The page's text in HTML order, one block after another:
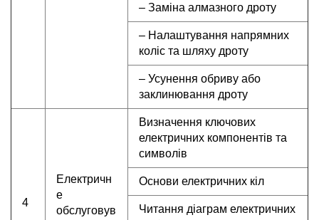
– Заміна алмазного дроту
– Налаштування напрямних
коліс та шляху дроту
– Усунення обриву або
заклинювання дроту
4
Електричн
е
обслуговув
Визначення ключових
електричних компонентів та
символів
Основи електричних кіл
Читання діаграм електричних